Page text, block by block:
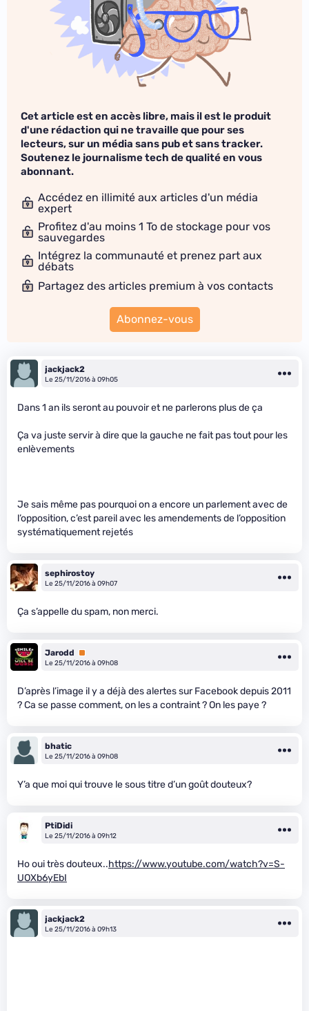
Cet article est en accès libre, mais il est le produit
d'une rédaction qui ne travaille que pour ses
lecteurs, sur un média sans pub et sans tracker.
Soutenez le journalisme tech de qualité en vous
abonnant.
Accédez en illimité aux articles d'un média
expert
Profitez d'au moins 1 To de stockage pour vos
sauvegardes
Intégrez la communauté et prenez part aux
débats
Partagez des articles premium à vos contacts
Abonnez-vous
jackjack2
Le 25/11/2016 à 09h05
Dans 1 an ils seront au pouvoir et ne parlerons plus de ça
Ça va juste servir à dire que la gauche ne fait pas tout pour les
enlèvements
Je sais même pas pourquoi on a encore un parlement avec de
l’opposition, c’est pareil avec les amendements de l’opposition
systématiquement rejetés
sephirostoy
Le 25/11/2016 à 09h07
Ça s’appelle du spam, non merci.
Jarodd
Premium
Le 25/11/2016 à 09h08
D’après l’image il y a déjà des alertes sur Facebook depuis 2011
? Ca se passe comment, on les a contraint ? On les paye ?
bhatic
Le 25/11/2016 à 09h08
Y’a que moi qui trouve le sous titre d’un goût douteux?
PtiDidi
Le 25/11/2016 à 09h12
Ho oui très douteux..https://www.youtube.com/watch?v=S-
UOXb6yEbI
jackjack2
Le 25/11/2016 à 09h13